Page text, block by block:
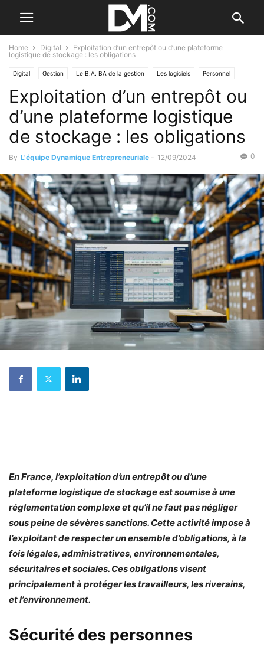
Home Digital
Exploitation d’un entrepôt ou d’une plateforme
logistique de stockage : les obligations
Digital Gestion Le B.A. BA de la gestion Les logiciels Personnel
Santé et bien-être
Exploitation d’un entrepôt ou
d’une plateforme logistique
de stockage : les obligations
By L'équipe Dynamique Entrepreneuriale - 12/09/2024 0
En France, l’exploitation d’un entrepôt ou d’une
plateforme logistique de stockage est soumise à une
réglementation complexe et qu’il ne faut pas négliger
sous peine de sévères sanctions. Cette activité impose à
l’exploitant de respecter un ensemble d’obligations, à la
fois légales, administratives, environnementales,
sécuritaires et sociales. Ces obligations visent
principalement à protéger les travailleurs, les riverains,
et l’environnement.
Sécurité des personnes